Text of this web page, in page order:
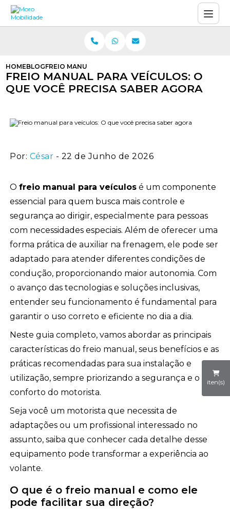
iten(s)
HOMEBLOGFREIO MANUAL PARA VEÍCULOS: O QUE VOCÊ PRECISA
FREIO MANUAL PARA VEÍCULOS: O
QUE VOCÊ PRECISA SABER AGORA
Por: César - 22 de Junho de 2026
Ofreio manual para veículos é um componente
essencial para quem busca mais controle e
segurança ao dirigir, especialmente para pessoas
com necessidades especiais. Além de oferecer uma
forma prática de auxiliar na frenagem, ele pode ser
adaptado para atender diferentes condições de
condução, proporcionando maior autonomia. Com
o avanço das tecnologias e soluções inclusivas,
entender seu funcionamento é fundamental para
garantir o uso correto e eficiente no dia a dia.
Neste guia completo, vamos abordar as principais
características do freio manual, seus benefícios e as
práticas recomendadas para sua instalação e
utilização, sempre priorizando a segurança e o
conforto do motorista.
Seja você um motorista que necessita de
adaptações ou um profissional interessado no
assunto, saiba que conhecer cada detalhe desse
equipamento pode transformar a experiência ao
volante.
O que é o freio manual e como ele
pode facilitar sua direção?